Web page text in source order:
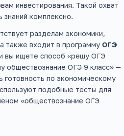
инвестирования. Такой охват
знаний комплексно.
разделам экономики,
также входит в программу ОГЭ
вы ищете способ «решу ОГЭ
обществознание ОГЭ 9 класс» —
готовность по экономическому
подобные тесты для
«обществознание ОГЭ